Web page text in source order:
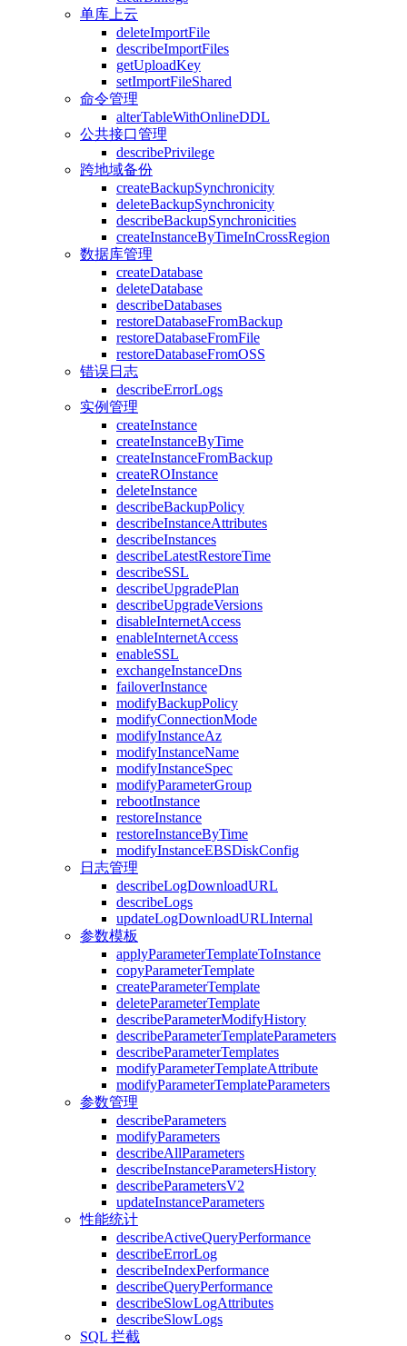
单库上云
deleteImportFile
describeImportFiles
getUploadKey
setImportFileShared
命令管理
alterTableWithOnlineDDL
公共接口管理
describePrivilege
跨地域备份
createBackupSynchronicity
deleteBackupSynchronicity
describeBackupSynchronicities
createInstanceByTimeInCrossRegion
数据库管理
createDatabase
deleteDatabase
describeDatabases
restoreDatabaseFromBackup
restoreDatabaseFromFile
restoreDatabaseFromOSS
错误日志
describeErrorLogs
实例管理
createInstance
createInstanceByTime
createInstanceFromBackup
createROInstance
deleteInstance
describeBackupPolicy
describeInstanceAttributes
describeInstances
describeLatestRestoreTime
describeSSL
describeUpgradePlan
describeUpgradeVersions
disableInternetAccess
enableInternetAccess
enableSSL
exchangeInstanceDns
failoverInstance
modifyBackupPolicy
modifyConnectionMode
modifyInstanceAz
modifyInstanceName
modifyInstanceSpec
modifyParameterGroup
rebootInstance
restoreInstance
restoreInstanceByTime
modifyInstanceEBSDiskConfig
日志管理
describeLogDownloadURL
describeLogs
updateLogDownloadURLInternal
参数模板
applyParameterTemplateToInstance
copyParameterTemplate
createParameterTemplate
deleteParameterTemplate
describeParameterModifyHistory
describeParameterTemplateParameters
describeParameterTemplates
modifyParameterTemplateAttribute
modifyParameterTemplateParameters
参数管理
describeParameters
modifyParameters
describeAllParameters
describeInstanceParametersHistory
describeParametersV2
updateInstanceParameters
性能统计
describeActiveQueryPerformance
describeErrorLog
describeIndexPerformance
describeQueryPerformance
describeSlowLogAttributes
describeSlowLogs
SQL 拦截